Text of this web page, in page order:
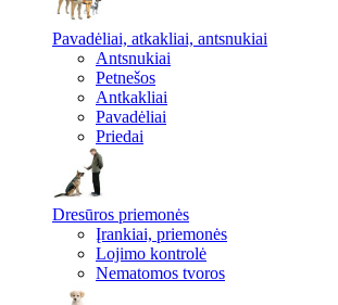
Pavadėliai, atkakliai, antsnukiai
Antsnukiai
Petnešos
Antkakliai
Pavadėliai
Priedai
Dresūros priemonės
Įrankiai, priemonės
Lojimo kontrolė
Nematomos tvoros